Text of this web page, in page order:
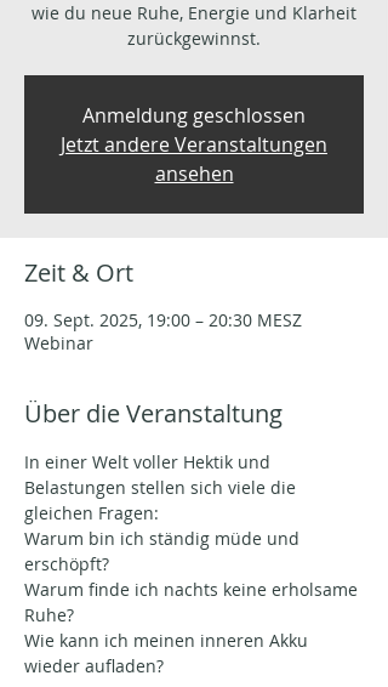
wie du neue Ruhe, Energie und Klarheit
zurückgewinnst.
Anmeldung geschlossen
Jetzt andere Veranstaltungen
ansehen
Zeit & Ort
09. Sept. 2025, 19:00 – 20:30 MESZ
Webinar
Über die Veranstaltung
In einer Welt voller Hektik und
Belastungen stellen sich viele die
gleichen Fragen:
Warum bin ich ständig müde und
erschöpft?
Warum finde ich nachts keine erholsame
Ruhe?
Wie kann ich meinen inneren Akku
wieder aufladen?